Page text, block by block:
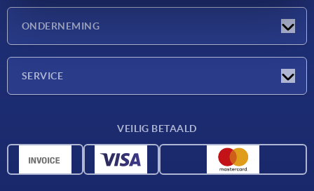
ONDERNEMING
SERVICE
CAD-gegevens
VEILIG BETAALD